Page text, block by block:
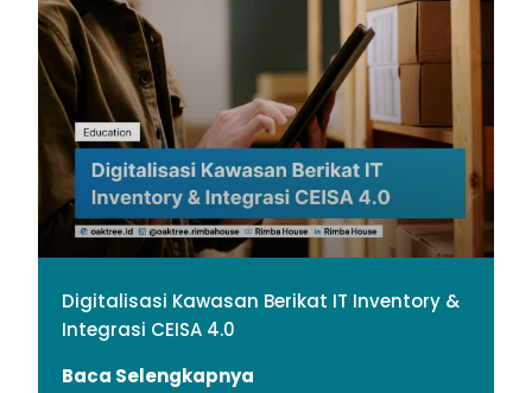
Digitalisasi Kawasan Berikat IT Inventory &
Integrasi CEISA 4.0
Baca Selengkapnya